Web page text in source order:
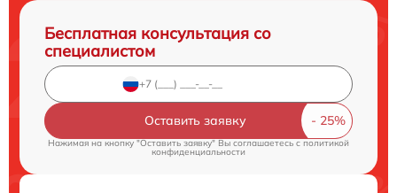
Бесплатная консультация со
специалистом
Оставить заявку
Нажимая на кнопку "Оставить заявку" Вы соглашаетесь cполитикой
конфиденциальности